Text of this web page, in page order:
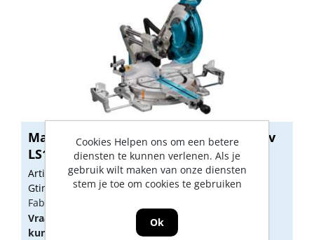
Makita radiaal/afkortzaag 305mm 230v
LS1...
Artikelnummer: M471681
Gtin: 0088381854634
Fabrikant artikel nummer: LS1219L
Vraag een
aan oflog in
kunnen zien.
Cookies Helpen ons om een betere
diensten te kunnen verlenen. Als je
gebruik wilt maken van onze diensten
stem je toe om cookies te gebruiken
Ok